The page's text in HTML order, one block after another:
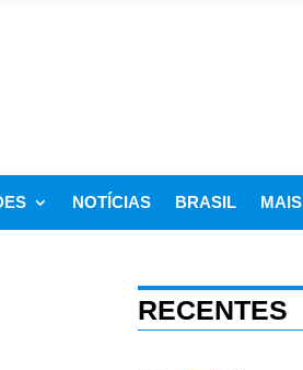
NOTÍCIAS BRASIL MAIS
RECENTES